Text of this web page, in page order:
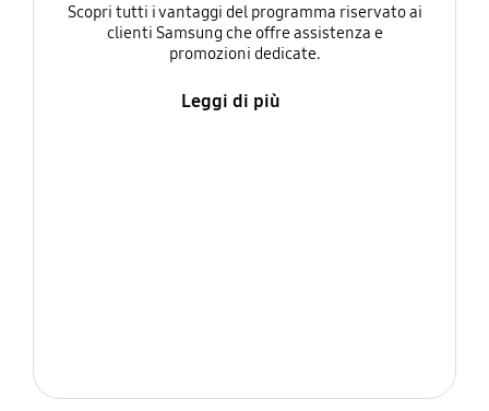
Scopri tutti i vantaggi del programma riservato ai
clienti Samsung che offre assistenza e
promozioni dedicate.
Leggi di più